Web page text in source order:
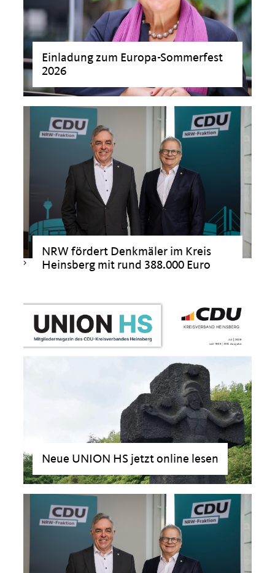
Einladung zum Europa-Sommerfest
2026
NRW fördert Denkmäler im Kreis
Heinsberg mit rund 388.000 Euro
>
Neue UNION HS jetzt online lesen